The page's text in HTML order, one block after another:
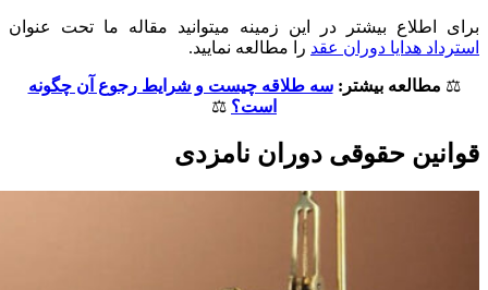
برای اطلاع بیشتر در این زمینه میتوانید مقاله ما تحت عنوان
استرداد هدایا دوران عقد را مطالعه نمایید.
⚖️ مطالعه بیشتر:سه طلاقه چیست و شرایط رجوع آن چگونه
است؟ ⚖️
قوانین حقوقی دوران نامزدی